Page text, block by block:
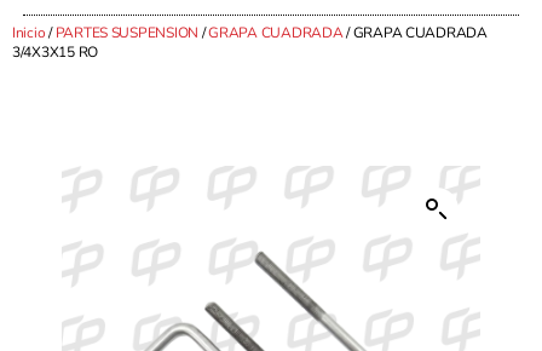
Inicio/PARTES SUSPENSION /GRAPA CUADRADA/ GRAPA CUADRADA
3/4X3X15 RO